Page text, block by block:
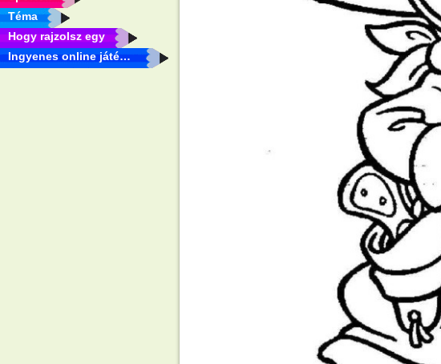
Téma
Hogy rajzolsz egy
Ingyenes online játékok